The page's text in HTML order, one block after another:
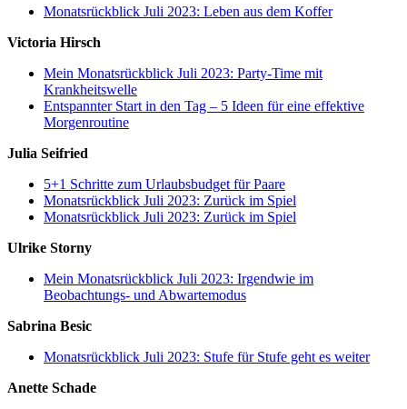
Monatsrückblick Juli 2023: Leben aus dem Koffer
Victoria Hirsch
Mein Monatsrückblick Juli 2023: Party-Time mit
Krankheitswelle
Entspannter Start in den Tag – 5 Ideen für eine effektive
Morgenroutine
Julia Seifried
5+1 Schritte zum Urlaubsbudget für Paare
Monatsrückblick Juli 2023: Zurück im Spiel
Monatsrückblick Juli 2023: Zurück im Spiel
Ulrike Storny
Mein Monatsrückblick Juli 2023: Irgendwie im
Beobachtungs- und Abwartemodus
Sabrina Besic
Monatsrückblick Juli 2023: Stufe für Stufe geht es weiter
Anette Schade